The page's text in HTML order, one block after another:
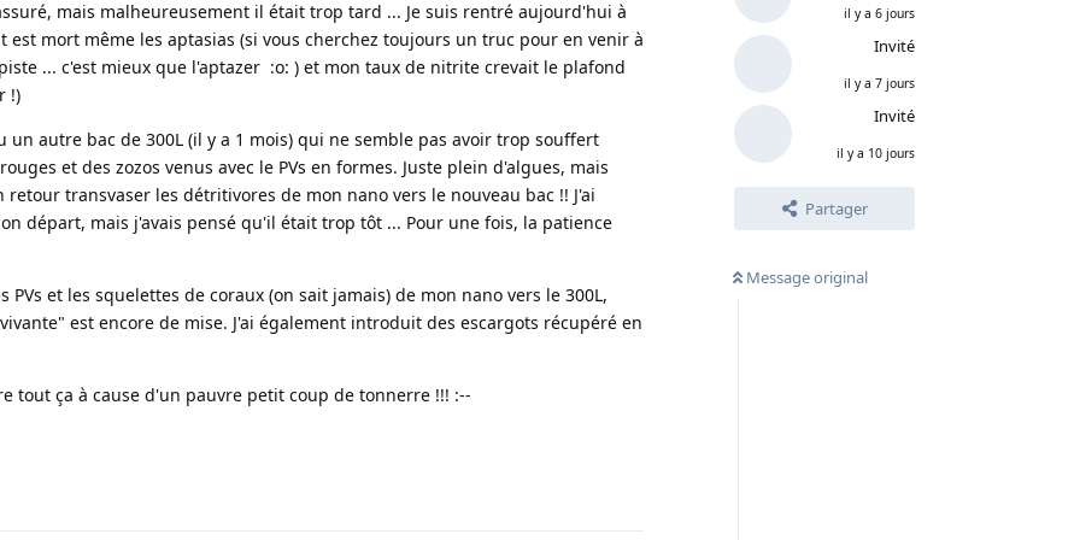
il y a 6 jours
Invité
il y a 7 jours
Invité
il y a 10 jours
Partager
Message original
mais malheureusement il était trop tard ... Je suis rentré aujourd'hui à
est mort même les aptasias (si vous cherchez toujours un truc pour en venir à
... c'est mieux que l'aptazer :o: ) et mon taux de nitrite crevait le plafond
!)
autre bac de 300L (il y a 1 mois) qui ne semble pas avoir trop souffert
et des zozos venus avec le PVs en formes. Juste plein d'algues, mais
transvaser les détritivores de mon nano vers le nouveau bac !! J'ai
départ, mais j'avais pensé qu'il était trop tôt ... Pour une fois, la patience
et les squelettes de coraux (on sait jamais) de mon nano vers le 300L,
est encore de mise. J'ai également introduit des escargots récupéré en
ça à cause d'un pauvre petit coup de tonnerre !!! :--